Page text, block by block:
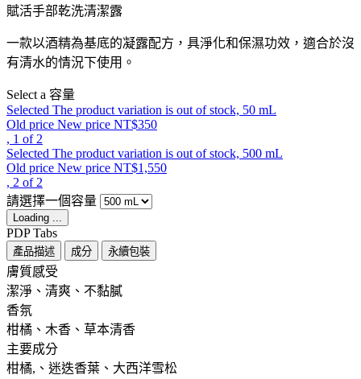
賦活手部乾洗清潔露
一款以酒精為基底的凝露配方，具淨化和保濕功效，適合於沒
有清水的情況下使用。
Select a 容量
Selected The product variation is out of stock, 50 mL
Old price New price NT$350
, 1 of 2
Selected The product variation is out of stock, 500 mL
Old price New price NT$1,550
, 2 of 2
請選擇一個容量
Loading ...
PDP Tabs
產品描述 成分 永續包裝
膚質感受 ​ ​
潔淨、清爽、不黏膩
香氛 ​
柑橘、木香、草本清香
主要成分 ​
柑橘,、迷迭香葉、大西洋雪松